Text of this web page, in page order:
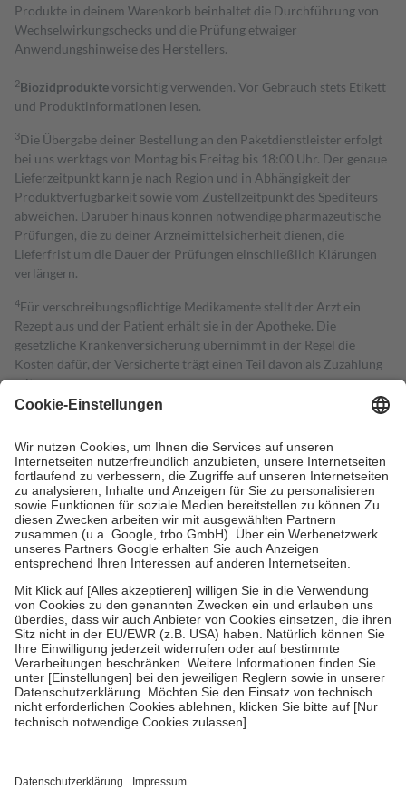
Produkte in deinem Warenkorb beinhaltet die Durchführung von
Wechselwirkungschecks und die Prüfung etwaiger
Anwendungshinweise des Herstellers.
2Biozidproduktevorsichtig verwenden. Vor Gebrauch stets Etikett
und Produktinformationen lesen.
3Die Übergabe deiner Bestellung an den Paketdienstleister erfolgt
bei uns werktags von Montag bis Freitag bis 18:00 Uhr. Der genaue
Lieferzeitpunkt kann je nach Region und in Abhängigkeit der
Produktverfügbarkeit sowie vom Zustellzeitpunkt des Spediteurs
abweichen. Darüber hinaus können notwendige pharmazeutische
Prüfungen, die zu deiner Arzneimittelsicherheit dienen, die
Lieferfrist um die Dauer der Prüfungen einschließlich Klärungen
verlängern.
4Für verschreibungspflichtige Medikamente stellt der Arzt ein
Rezept aus und der Patient erhält sie in der Apotheke. Die
gesetzliche Krankenversicherung übernimmt in der Regel die
Kosten dafür, der Versicherte trägt einen Teil davon als Zuzahlung
mit.
Grundsätzlich leisten Mitglieder Zuzahlungen in Höhe von zehn
höchstens zehn Euro.
Es sind jedoch nie mehr als die tatsächlichen
Kosten der Leistung zu entrichten.
Diese Regeln gelten grundsätzlich auch für Online-Apotheken.
Bei Heilmitteln und häuslicher Krankenpflege beträgt die
Zuzahlung zehn Prozent der Kosten sowie zehn Euro je
Verordnung.
Um das Engagement der Versicherten für ihre eigene Gesundheit zu
stärken und die besondere Stellung der Familie zu unterstützen,
fallenkeine Zuzahlungenan bei:
• Kindern und Jugendlichen bis zum vollendeten 18. Lebensjahr
mit Ausnahme der Fahrkosten
• Untersuchungen zur Vorsorge und Früherkennung, die von der
GKV getragen werden
• empfohlenen Schutzimpfungen
• Harn- und Blutteststreifen
getroffen, um sicherzustellen, dass es sich um echte Bewertungen